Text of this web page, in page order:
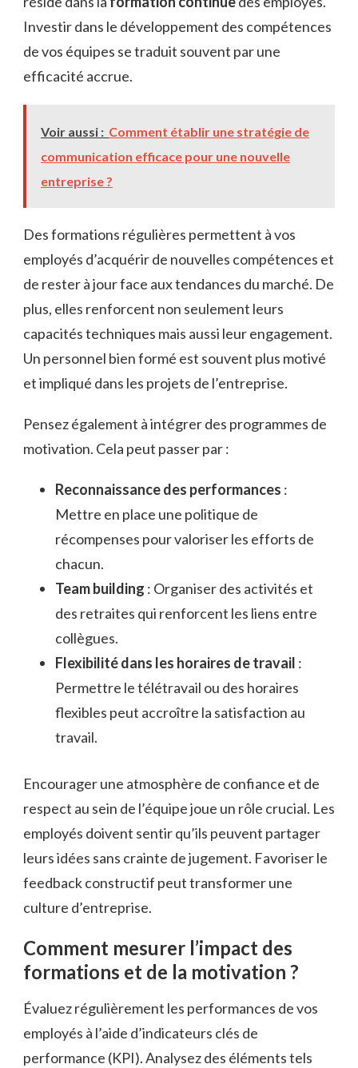
Investir dans le développement des compétences
de vos équipes se traduit souvent par une
efficacité accrue.
Voir aussi : Comment établir une stratégie de
communication efficace pour une nouvelle
entreprise ?
Des formations régulières permettent à vos
employés d’acquérir de nouvelles compétences et
de rester à jour face aux tendances du marché. De
plus, elles renforcent non seulement leurs
capacités techniques mais aussi leur engagement.
Un personnel bien formé est souvent plus motivé
et impliqué dans les projets de l’entreprise.
Pensez également à intégrer des programmes de
motivation. Cela peut passer par :
Reconnaissance des performances :
Mettre en place une politique de
récompenses pour valoriser les efforts de
chacun.
Team building : Organiser des activités et
des retraites qui renforcent les liens entre
collègues.
Flexibilité dans les horaires de travail :
Permettre le télétravail ou des horaires
flexibles peut accroître la satisfaction au
travail.
Encourager une atmosphère de confiance et de
respect au sein de l’équipe joue un rôle crucial. Les
employés doivent sentir qu’ils peuvent partager
leurs idées sans crainte de jugement. Favoriser le
feedback constructif peut transformer une
culture d’entreprise.
Comment mesurer l’impact des
formations et de la motivation ?
Évaluez régulièrement les performances de vos
employés à l’aide d’indicateurs clés de
performance (KPI). Analysez des éléments tels